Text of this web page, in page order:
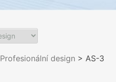
Profesionální design > AS-3